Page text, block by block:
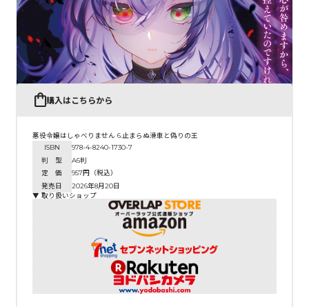
購入はこちらから
悪役令嬢はしゃべりません 6.止まらぬ滑車と偽りの王
ISBN
978-4-8240-1730-7
判 型
A6判
定 価
957円（税込）
発売日
2026年8月20日
▼ 取り扱いショップ